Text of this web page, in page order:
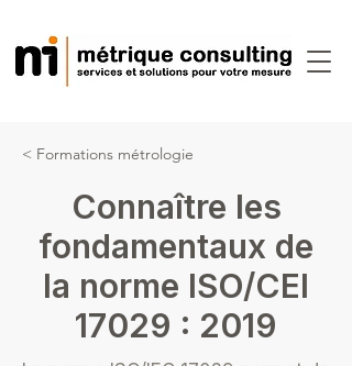
< Formations métrologie
Connaître les
fondamentaux de
la norme ISO/CEI
17029 : 2019